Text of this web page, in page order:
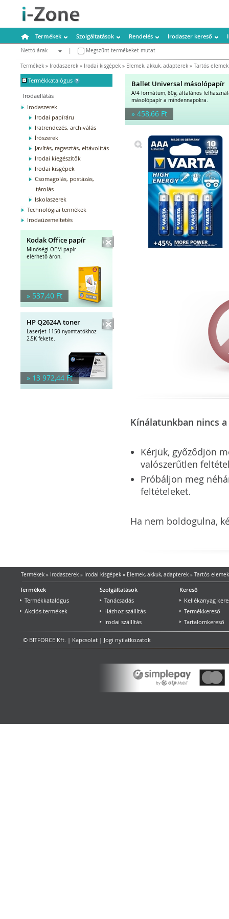
Termékek Szolgáltatások Rendelés Irodaszer kereső
Nettó árak
Megszűnt termékeket mutat
Termékek » Irodaszerek » Irodai kisgépek » Elemek, akkuk, adapterek » Tartós elemek
- Termékkatalógus
Irodaellátás
Irodaszerek
Irodai papíráru
Iratrendezés, archiválás
Írószerek
Javítás, ragasztás, eltávolítás
Irodai kiegészítők
Irodai kisgépek
Csomagolás, postázás,
tárolás
Iskolaszerek
Technológiai termékek
Irodaüzemeltetés
Kodak Office papír
Minőségi OEM papír
elérhető áron.
» 537,40 Ft
HP Q2624A toner
LaserJet 1150 nyomtatókhoz
2,5K fekete.
» 13 972,44 Ft
Ballet Universal másolópapír
A/4 formátum, 80g, általános
másolópapír a mindennapokra.
» 458,66 Ft
Kínálatunkban nincs
Kérjük, győződjön
valószerűtlen
Próbáljon meg
feltételeket.
Ha nem boldogulna,
Termékek» Irodaszerek» Irodai kisgépek» Elemek, akkuk, adapterek» Tartós elemek
Termékek
Termékkatalógus
Akciós termékek
Szolgáltatások
Tanácsadás
Házhoz szállítás
Irodai szállítás
Kereső
Kellékanyag
Termékkereső
Tartalomkereső
© BITFORCE Kft. | Kapcsolat | Jogi nyilatkozatok